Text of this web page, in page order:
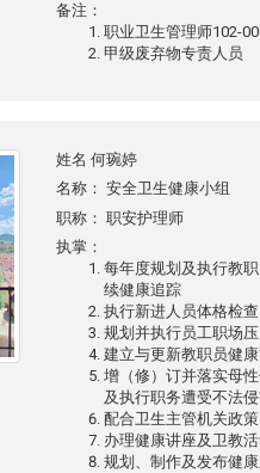
备注：
职业卫生管理师102-
甲级废弃物专责人员
姓名 何琬婷
名称： 安全卫生健康小组
职称： 职安护理师
执掌：
每年度规划及执行教
续健康追踪
执行新进人员体格检
规划并执行员工职场
建立与更新教职员健
增（修）订并落实母
及执行职务遭受不法
配合卫生主管机关政
办理健康讲座及卫教
规划、制作及发布健